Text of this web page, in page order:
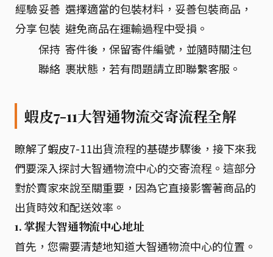
經驗
分享
妥善
包裝
選擇適當的包裝材料，妥善包裝商品，
避免商品在運輸過程中受損。
保持
聯絡
寄件後，保留寄件編號，並隨時關注包
裹狀態，若有問題請立即聯繫客服。
蝦皮7-11大智通物流交寄流程全解
瞭解了蝦皮7-11出貨流程的基礎步驟後，接下來我
們要深入探討大智通物流中心的交寄流程。這部分
對於賣家來說至關重要，因為它直接影響著商品的
出貨時效和配送效率。
1. 掌握大智通物流中心地址
首先，您需要清楚地知道大智通物流中心的位置。